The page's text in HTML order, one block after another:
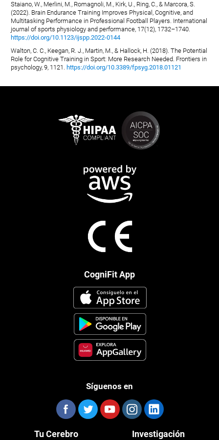
Staiano, W., Merlini, M., Romagnoli, M., Kirk, U., Ring, C., & Marcora, S.
(2022). Brain Endurance Training Improves Physical, Cognitive, and
Multitasking Performance in Professional Football Players. International
journal of sports physiology and performance, 17(12), 1732–1740.
https://doi.org/10.1123/ijspp.2022-0144
Walton, C. C., Keegan, R. J., Martin, M., & Hallock, H. (2018). The Potential
Role for Cognitive Training in Sport: More Research Needed. Frontiers in
psychology, 9, 1121. https://doi.org/10.3389/fpsyg.2018.01121
CogniFit App
Síguenos en
Tu Cerebro Investigación